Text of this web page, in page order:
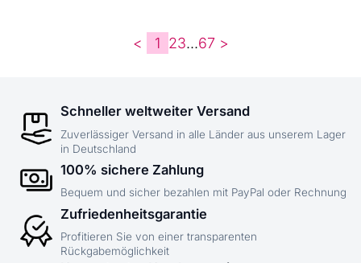
< 1 23...67>
Schneller weltweiter Versand
Zuverlässiger Versand in alle Länder aus unserem Lager
in Deutschland
100% sichere Zahlung
Bequem und sicher bezahlen mit PayPal oder Rechnung
Zufriedenheitsgarantie
Profitieren Sie von einer transparenten
Rückgabemöglichkeit